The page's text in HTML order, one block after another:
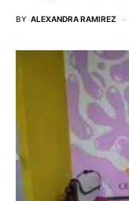
BY ALEXANDRA RAMIREZ